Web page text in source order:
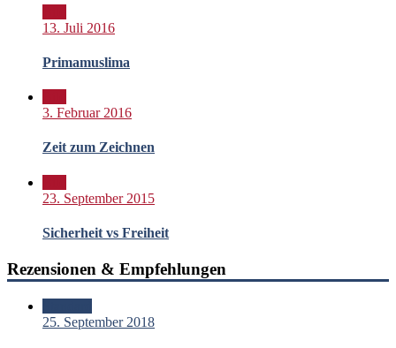
13. Juli 2016
Primamuslima
3. Februar 2016
Zeit zum Zeichnen
23. September 2015
Sicherheit vs Freiheit
Rezensionen & Empfehlungen
25. September 2018